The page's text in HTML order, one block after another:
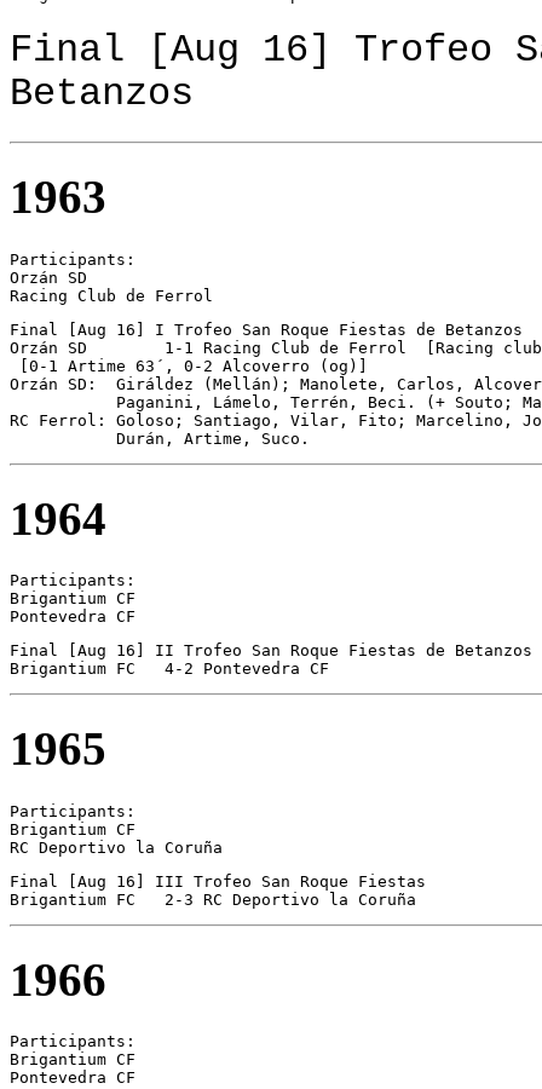
Final [Aug 16] Trofeo
Betanzos
1963
Participants:
Orzán SD
Racing Club de Ferrol
Final [Aug 16] I Trofeo San Roque Fiestas de Betanzos
Orzán SD	1-1 Racing Club de Ferrol  [Racing club de Ferrol on pen.]
[0-1 Artime 63´, 0-2 Alcoverro (og)]
Orzán SD:  Giráldez (Mellán); Manolete, Carlos,
Paganini, Lámelo, Terrén, Beci. (+ Souto;
RC Ferrol: Goloso; Santiago, Vilar, Fito; Marcelino,
           Durán, Artime, Suco.
1964
Participants:
Brigantium CF
Pontevedra CF
Final [Aug 16] II Trofeo San Roque Fiestas de Betanzos
Brigantium FC	4-2 Pontevedra CF
1965
Participants:
Brigantium CF
RC Deportivo la Coruña
Final [Aug 16] III Trofeo San Roque Fiestas
Brigantium FC	2-3 RC Deportivo la Coruña
1966
Participants:
Brigantium CF
Pontevedra CF